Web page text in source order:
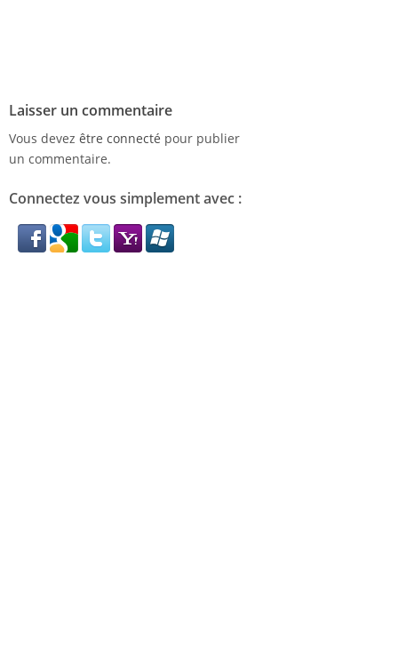
Laisser un commentaire
Vous devez être connecté pour publier
un commentaire.
Connectez vous simplement avec :